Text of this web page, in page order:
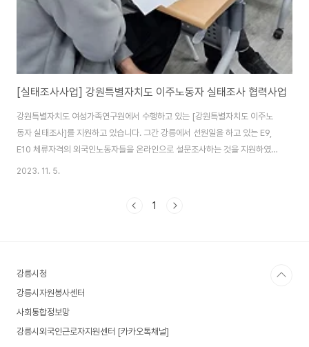
[실태조사사업] 강원특별자치도 이주노동자 실태조사 협력사업
강원특별자치도 여성가족연구원에서 수행하고 있는 [강원특별자치도 이주노
동자 실태조사]를 지원하고 있습니다. 그간 강릉에서 선원일을 하고 있는 E9,
E10 체류자격의 외국인노동자들을 온라인으로 설문조사하는 것을 지원하였
고, 오늘은 한국어교실을 수강하고 있는 E9 체류자격의 외국인노동자들을 대
2023. 11. 5.
1
강릉시청
강릉시자원봉사센터
사회통합정보망
강릉시외국인근로자지원센터 [카카오톡채널]